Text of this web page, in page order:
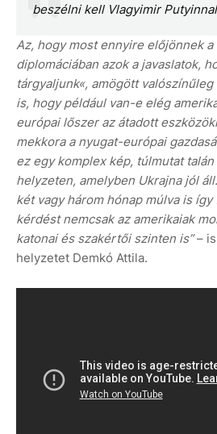
beszélni kell Vlagyimir
Az, hogy most ennyire előjönnek
diplomáciában azok a javaslatok,
tárgyaljunk«, amögött
is, hogy például van-e elég
európai lőszer az átadott
mekkora a nyugat-európai
ez egy komplex kép, túlmutat
helyzeten, amelyben Ukrajna jól
két vagy három hónap múlva is így
kérdést nemcsak az amerikaiak
katonai és szakértői szinten is”–
helyzetet Demkó Attila.